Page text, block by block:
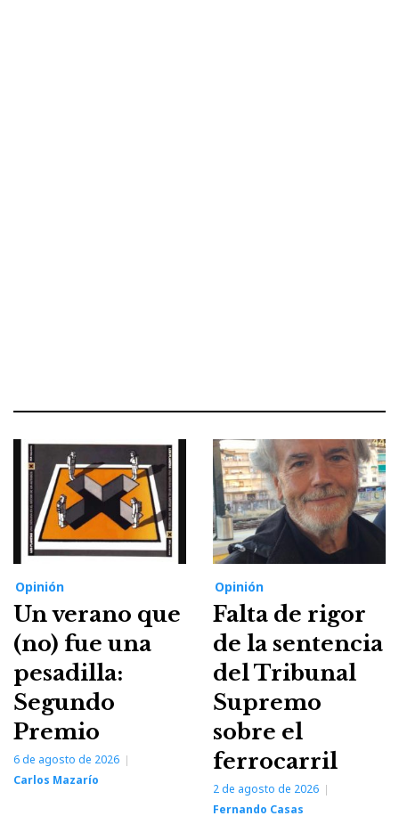
Opinión
Un verano que
(no) fue una
pesadilla:
Segundo
Premio
6 de agosto de 2026
Carlos Mazarío
Opinión
Falta de rigor
de la sentencia
del Tribunal
Supremo
sobre el
ferrocarril
2 de agosto de 2026
Fernando Casas